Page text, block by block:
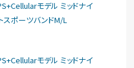
モデル ミッドナイ
スポーツバンドM/L
モデル ミッドナイ